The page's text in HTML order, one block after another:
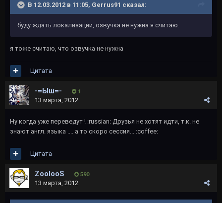
В 12.03.2012 в 11:05, Gerrus91 сказал:
буду ждать локализации, озвучка не нужна я считаю.
я тоже считаю, что озвучка не нужна
Цитата
-=Ыш=- 1
13 марта, 2012
Ну когда уже переведут ! :russian: Друзья не хотят идти, т.к. не
знают англ. языка .... а то скоро сессия... :coffee:
Цитата
ZoolooS 590
13 марта, 2012